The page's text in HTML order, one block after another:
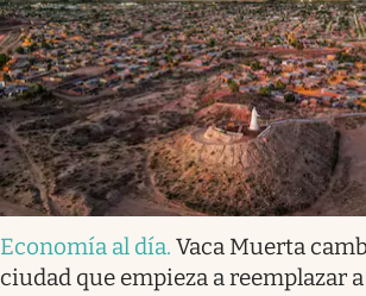
Economía al día. Vaca Muerta
ciudad que empieza a reemplazar